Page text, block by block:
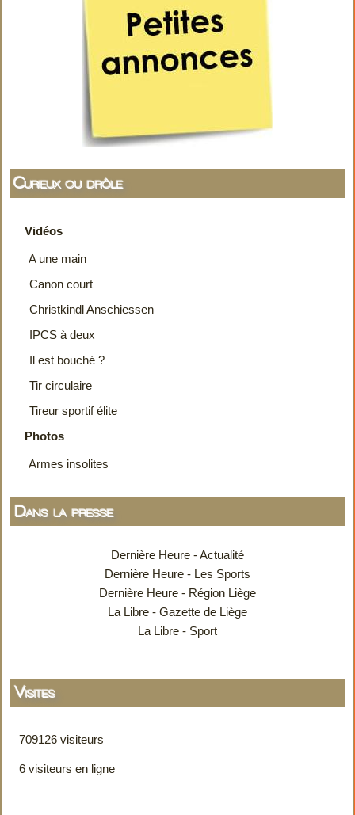
Curieux ou drôle
Vidéos
A une main
Canon court
Christkindl Anschiessen
IPCS à deux
Il est bouché ?
Tir circulaire
Tireur sportif élite
Photos
Armes insolites
Dans la presse
Dernière Heure - Actualité
Dernière Heure - Les Sports
Dernière Heure - Région Liège
La Libre - Gazette de Liège
La Libre - Sport
Visites
709126 visiteurs
6 visiteurs en ligne